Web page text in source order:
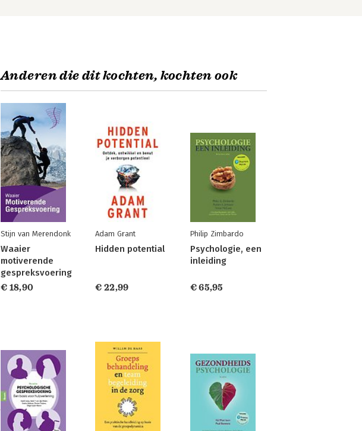
Anderen die dit kochten, kochten ook
Stijn van Merendonk
Waaier
motiverende
gespreksvoering
€ 18,90
Adam Grant
Hidden potential
€ 22,99
Philip Zimbardo
Psychologie, een
inleiding
€ 65,95